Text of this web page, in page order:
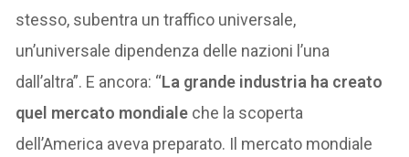
stesso, subentra un traffico universale,
un’universale dipendenza delle nazioni l’una
dall’altra”. E ancora: “La grande industria ha creato
quel mercato mondiale che la scoperta
dell’America aveva preparato. Il mercato mondiale